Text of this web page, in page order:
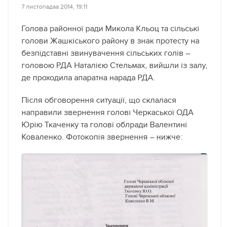
7 листопадаа 2014, 19:11
Голова районної ради Микола Кльоц та сільські
голови Жашкіського району в знак протесту на
безпідставні звинувачення сільських голів –
головою РДА Наталією Стельмах, вийшли із залу,
де проходила апаратна нарада РДА.
Після обговорення ситуації, що склалася
направили звернення голові Черкаської ОДА
Юрію Ткаченку та голові облради Валентині
Коваленко. Фотокопія звернення – нижче: